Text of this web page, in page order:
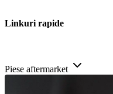
Linkuri rapide
Piese aftermarket